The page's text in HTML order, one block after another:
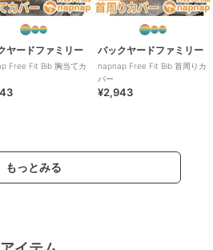
ヤードファミリー
Free Fit Bib 胸当てカ
バックヤードファミリー
napnap Free Fit Bib 首周りカ
バー
¥2,943
もっとみる